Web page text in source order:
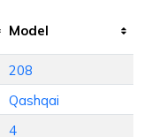
Model
208
Qashqai
4